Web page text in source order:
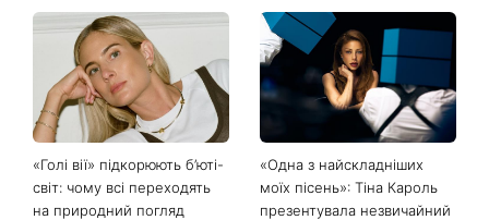
«Голі вії» підкорюють б’юті-
світ: чому всі переходять
на природний погляд
«Одна з найскладніших
моїх пісень»: Тіна Кароль
презентувала незвичайний